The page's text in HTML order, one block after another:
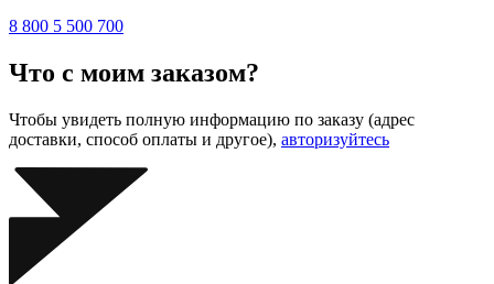
8 800 5 500 700
Что с моим заказом?
Чтобы увидеть полную информацию по заказу (адрес
доставки, способ оплаты и другое), авторизуйтесь